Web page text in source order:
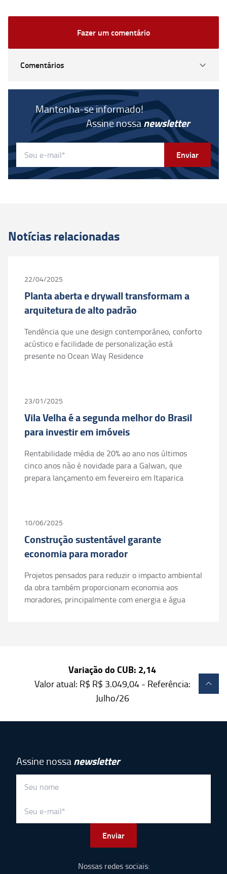
Fazer um comentário
Comentários
Mantenha-se informado!
Assine nossanewsletter
Enviar
Notícias relacionadas
22/04/2025
Planta aberta e drywall transformam a
arquitetura de alto padrão
Tendência que une design contemporâneo, conforto
acústico e facilidade de personalização está
presente no Ocean Way Residence
23/01/2025
Vila Velha é a segunda melhor do Brasil
para investir em imóveis
Rentabilidade média de 20% ao ano nos últimos
cinco anos não é novidade para a Galwan, que
prepara lançamento em fevereiro em Itaparica
10/06/2025
Construção sustentável garante
economia para morador
Projetos pensados para reduzir o impacto ambiental
da obra também proporcionam economia aos
moradores, principalmente com energia e água
Variação do CUB: 2,14
Valor atual: R$ R$ 3.049,04 - Referência:
Julho/26
Assine nossanewsletter
Enviar
Nossas redes sociais: